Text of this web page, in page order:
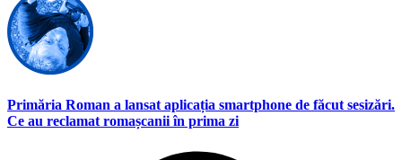
Primăria Roman a lansat aplicația smartphone de făcut sesizări.
Ce au reclamat romașcanii în prima zi